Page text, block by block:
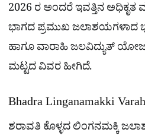
2026 ರ ಅಂದರೆ ಇವತ್ತಿನ ಅಧಿಕೃತ
ಭಾಗದ ಪ್ರಮುಖ ಜಲಾಶಯಗಳಾದ
ಹಾಗೂ ವಾರಾಹಿ ಜಲವಿದ್ಯುತ್
ಮಟ್ಟದ ವಿವರ ಹೀಗಿದೆ.
Bhadra Linganamakki
ಶರಾವತಿ ಕೊಳ್ಳದ ಲಿಂಗನಮಕ್ಕಿ